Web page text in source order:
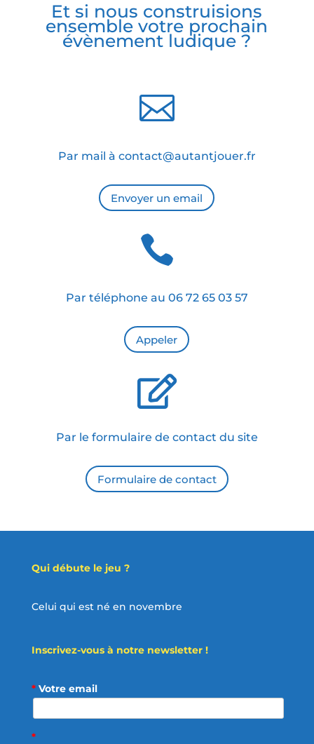
Et si nous construisions
ensemble votre prochain
évènement ludique ?

Par mail à contact@autantjouer.fr
Envoyer un email

Par téléphone au 06 72 65 03 57
Appeler

Par le formulaire de contact du site
Formulaire de contact
Qui débute le jeu ?
Celui qui est né en novembre
Inscrivez-vous à notre newsletter !
* Votre email
*